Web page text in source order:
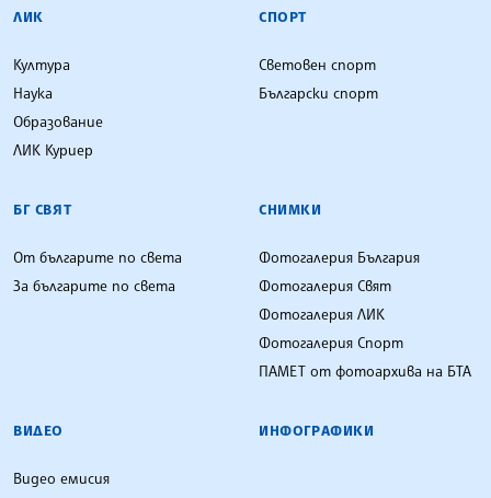
ЛИК
Култура
Наука
Образование
ЛИК Куриер
СПОРТ
Световен спорт
Български спорт
БГ СВЯТ
От българите по света
За българите по света
СНИМКИ
Фотогалерия България
Фотогалерия Свят
Фотогалерия ЛИК
Фотогалерия Спорт
ПАМЕТ от фотоархива на БТА
ВИДЕО
Видео емисия
ИНФОГРАФИКИ